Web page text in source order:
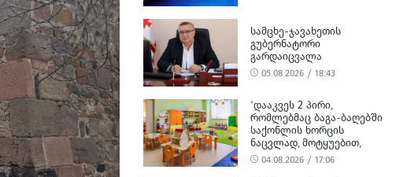
ᲡᲐᲛᲪᲮᲔ-ᲯᲐᲕᲐᲮᲔᲗᲘᲡ
ᲒᲣᲑᲔᲠᲜᲐᲢᲝᲠᲘ
ᲒᲐᲠᲓᲐᲘᲪᲕᲐᲚᲐ
05.08.2026 / 18:43
‘ᲓᲐᲐᲙᲕᲔᲡ 2 ᲞᲘᲠᲘ,
ᲠᲝᲛᲚᲔᲑᲛᲐᲪ ᲑᲐᲒᲐ-ᲑᲐᲦᲔᲑᲨᲘ
ᲡᲐᲥᲝᲜᲚᲘᲡ ᲮᲝᲠᲪᲘᲡ
ᲜᲐᲪᲕᲚᲐᲓ, ᲛᲝᲢᲧᲣᲔᲑᲘᲗ,
ᲪᲮᲔᲜᲘᲡ ᲮᲝᲠᲪᲘ ᲨᲔᲘᲢᲐᲜᲔᲡ’ -
ᲡᲣᲡ-Ი
04.08.2026 / 17:06